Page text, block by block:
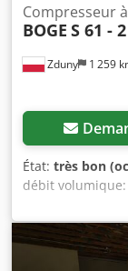
Zduny 1 259
Compresseur
BOGE S 61 - 2
État: très bon
débit volumique:
Compresseur à
chaleur Moteur
m3/min
COMPRESSEUR